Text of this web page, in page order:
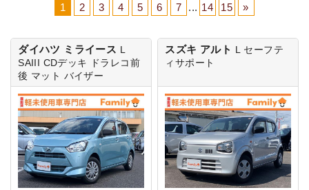
1 2 3 4 5 6 7 ... 14 15 »
ダイハツ ミライース
SAIII
CDデッキ ドラレコ前
後 マット バイザー
スズキ アルト
セーフテ
ィサポート